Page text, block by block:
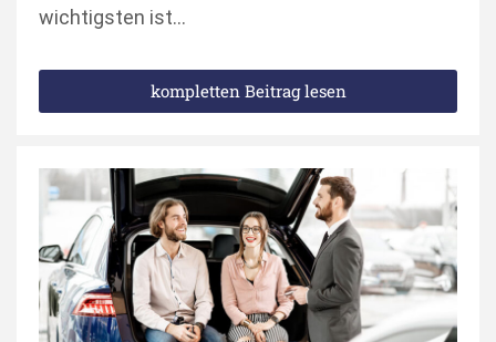
wichtigsten ist…
kompletten Beitrag lesen